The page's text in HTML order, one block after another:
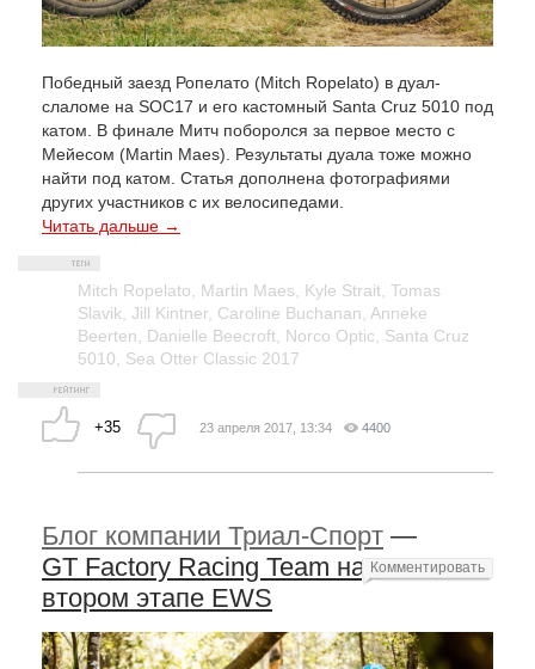
Победный заезд Ропелато (Mitch Ropelato) в дуал-
слаломе на SOC17 и его кастомный Santa Cruz 5010 под
катом. В финале Митч поборолся за первое место с
Мейесом (Martin Maes). Результаты дуала тоже можно
найти под катом. Статья дополнена фотографиями
других участников с их велосипедами.
Читать дальше →
Mitch Ropelato Martin Maes Kyle Strait Tomas
Slavik Jill Kintner Caroline Buchanan Anneke
Beerten
Danielle Beecroft Norco Optic
Santa Cruz
5010
Sea Otter Classic 2017
+35 23 апреля 2017, 13:34 4400
Блог компании Триал-Спорт —
GT Factory Racing Team на
втором этапе EWS
Комментировать